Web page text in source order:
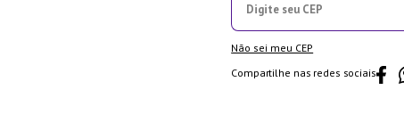
Não sei meu CEP
Compartilhe nas redes sociais